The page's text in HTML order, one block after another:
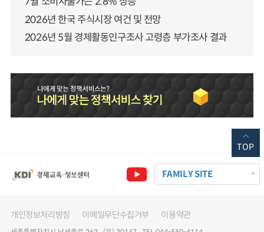
2026년 한국 주식시장 여건 및 전망
2026년 5월 경제활동인구조사 고령층 부가조사 결과
FAMILY SITE
개인정보처리방침 이메일무단수집거부 이용약관
TOP